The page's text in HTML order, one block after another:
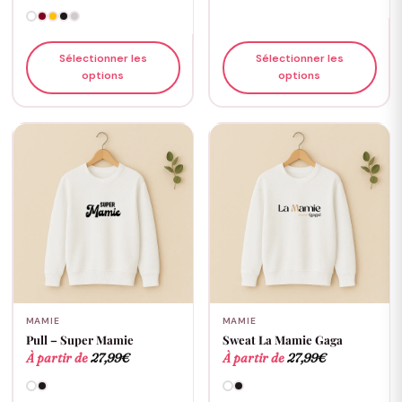
Sélectionner les
options
Sélectionner les
options
MAMIE
Pull – Super Mamie
À partir de27,99€
MAMIE
Sweat La Mamie Gaga
À partir de27,99€